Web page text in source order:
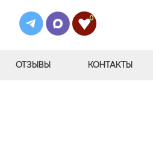
0
ОТЗЫВЫ КОНТАКТЫ